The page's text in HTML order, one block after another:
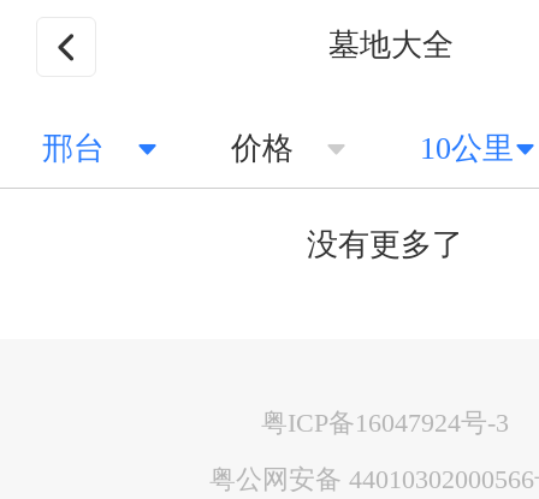
墓地大全
邢台 价格 10公里
没有更多了
粤ICP备16047924号-3
粤公网安备